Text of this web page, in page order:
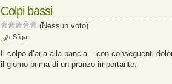
Colpi bassi
(Nessun voto)
Sfiga
Il colpo d’aria alla pancia – con conseguenti
il giorno prima di un pranzo importante.